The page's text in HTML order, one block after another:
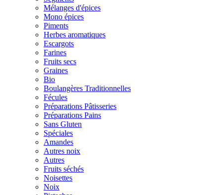
Mélanges d'épices
Mono épices
Piments
Herbes aromatiques
Escargots
Farines
Fruits secs
Graines
Bio
Boulangères Traditionnelles
Fécules
Préparations Pâtisseries
Préparations Pains
Sans Gluten
Spéciales
Amandes
Autres noix
Autres
Fruits séchés
Noisettes
Noix